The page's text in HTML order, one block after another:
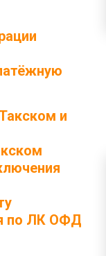
и
по ЛК ОФД